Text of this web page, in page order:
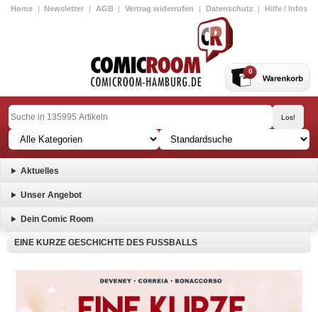
Home | Newsletter | AGB | Vertrag widerrufen | Datenschutz | Hilfe / Infos
0
Aktuelles
Unser Angebot
Dein Comic Room
EINE KURZE GESCHICHTE DES FUSSBALLS